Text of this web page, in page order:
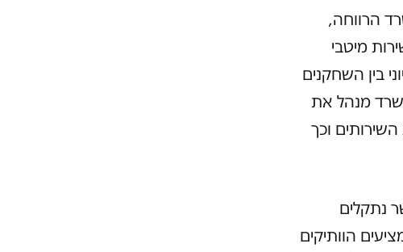
הרווחה,
מיטבי
בין השחקנים
מנהל את
וכך
נתקלים
הוותיקים